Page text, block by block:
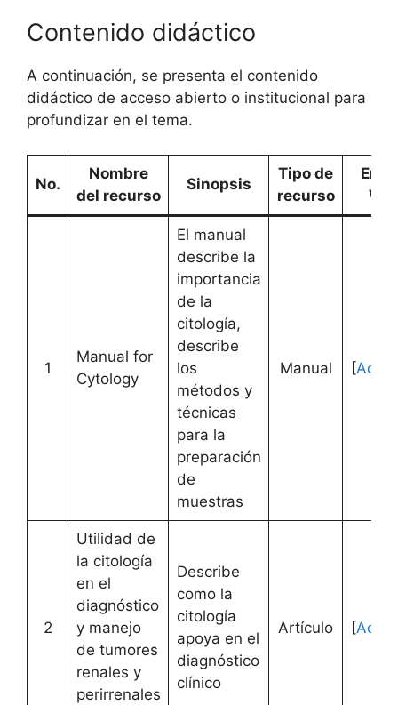
Contenido didáctico
A continuación, se presenta el contenido
didáctico de acceso abierto o institucional para
profundizar en el tema.
No.
Nombre
del recurso
Sinopsis
Tipo de
recurso
1
Manual for
Cytology
El manual
describe la
importancia
de la
citología,
describe
los
métodos y
técnicas
para la
preparación
de
muestras
Manual [
2
Utilidad de
la citología
en el
diagnóstico
y manejo
de tumores
renales y
perirrenales
Describe
como la
citología
apoya en el
diagnóstico
clínico
Artículo [